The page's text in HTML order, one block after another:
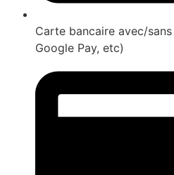
Carte bancaire avec/
Google Pay, etc)